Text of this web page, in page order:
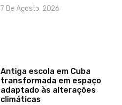
7 De Agosto, 2026
Antiga escola em Cuba
transformada em espaço
adaptado às alterações
climáticas